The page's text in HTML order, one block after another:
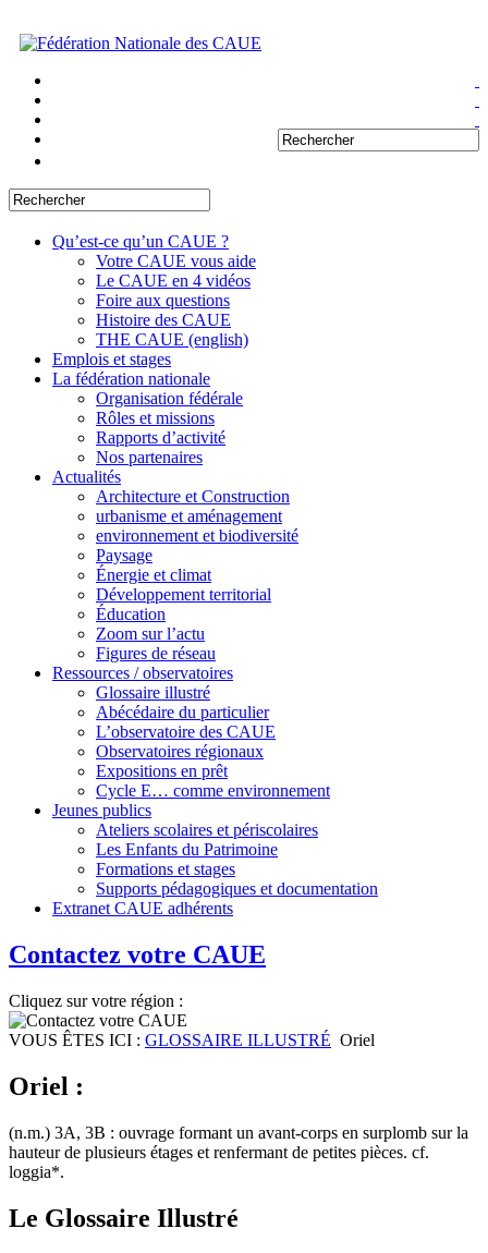
Qu’est-ce qu’un CAUE ?
Votre CAUE vous aide
Le CAUE en 4 vidéos
Foire aux questions
Histoire des CAUE
THE CAUE (english)
Emplois et stages
La fédération nationale
Organisation fédérale
Rôles et missions
Rapports d’activité
Nos partenaires
Actualités
Architecture et Construction
urbanisme et aménagement
environnement et biodiversité
Paysage
Énergie et climat
Développement territorial
Éducation
Zoom sur l’actu
Figures de réseau
Ressources / observatoires
Glossaire illustré
Abécédaire du particulier
L’observatoire des CAUE
Observatoires régionaux
Expositions en prêt
Cycle E… comme environnement
Jeunes publics
Ateliers scolaires et périscolaires
Les Enfants du Patrimoine
Formations et stages
Supports pédagogiques et documentation
Extranet CAUE adhérents
Contactez votre CAUE
Cliquez sur votre région :
VOUS ÊTES ICI : GLOSSAIRE ILLUSTRÉ Oriel
Oriel :
(n.m.) 3A, 3B : ouvrage formant un avant-corps en surplomb sur la
hauteur de plusieurs étages et renfermant de petites pièces. cf.
loggia*.
Le Glossaire Illustré